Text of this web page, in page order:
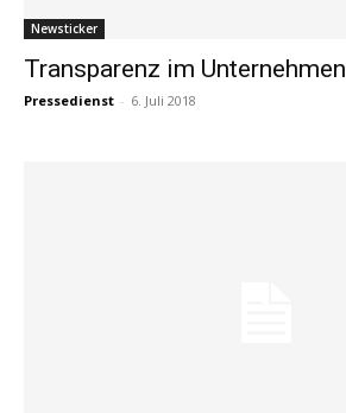
Newsticker
Transparenz im Unternehmen
Pressedienst - 6. Juli 2018